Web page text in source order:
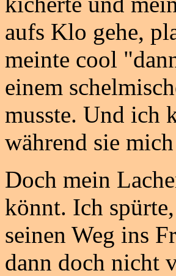
aufs Klo gehe,
meinte cool
einem
musste. Und ich
während sie
Doch mein
könnt. Ich
seinen Weg ins
dann doch nicht